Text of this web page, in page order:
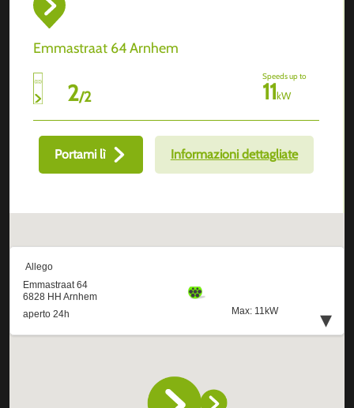
Emmastraat 64 Arnhem
2/2
Speeds up to
11kW
Portami lì Informazioni dettagliate